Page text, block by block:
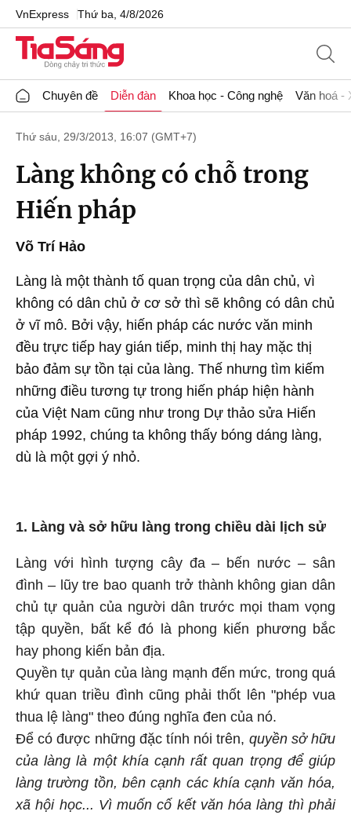
VnExpress Thứ ba, 4/8/2026
Chuyên đề Diễn đàn Khoa học - Công nghệ Văn hoá -
Thứ sáu, 29/3/2013, 16:07 (GMT+7)
Làng không có chỗ trong
Hiến pháp
Võ Trí Hảo
Làng là một thành tố quan trọng của dân chủ, vì
không có dân chủ ở cơ sở thì sẽ không có dân chủ
ở vĩ mô. Bởi vậy, hiến pháp các nước văn minh
đều trực tiếp hay gián tiếp, minh thị hay mặc thị
bảo đảm sự tồn tại của làng. Thế nhưng tìm kiếm
những điều tương tự trong hiến pháp hiện hành
của Việt Nam cũng như trong Dự thảo sửa Hiến
pháp 1992, chúng ta không thấy bóng dáng làng,
dù là một gợi ý nhỏ.
1. Làng và sở hữu làng trong chiều dài lịch sử
Làng với hình tượng cây đa – bến nước – sân
đình – lũy tre bao quanh trở thành không gian dân
chủ tự quản của người dân trước mọi tham vọng
tập quyền, bất kể đó là phong kiến phương bắc
hay phong kiến bản địa.
Quyền tự quản của làng mạnh đến mức, trong quá
khứ quan triều đình cũng phải thốt lên "phép vua
thua lệ làng" theo đúng nghĩa đen của nó.
Để có được những đặc tính nói trên, quyền sở hữu
của làng là một khía cạnh rất quan trọng để giúp
làng trường tồn, bên cạnh các khía cạnh văn hóa,
xã hội học... Vì muốn cố kết văn hóa làng thì phải